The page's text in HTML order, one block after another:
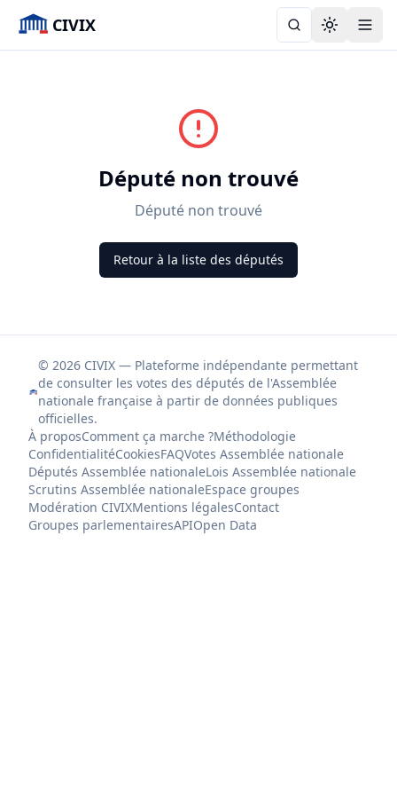
CIVIX Toggle
Député non trouvé
Député non trouvé
Retour à la liste des députés
© 2026 CIVIX — Plateforme indépendante permettant
de consulter les votes des députés de l'Assemblée
nationale française à partir de données publiques
officielles.
À proposComment ça marche ?Méthodologie
ConfidentialitéCookiesFAQVotes Assemblée nationale
Députés Assemblée nationaleLois Assemblée nationale
Scrutins Assemblée nationaleEspace groupes
Modération CIVIXMentions légalesContact
Groupes parlementairesAPIOpen Data